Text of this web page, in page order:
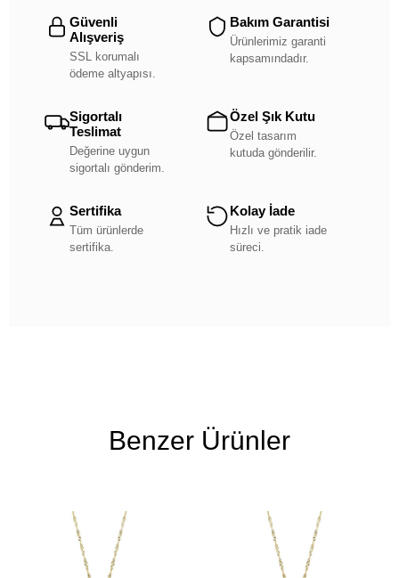
Güvenli
Alışveriş
SSL korumalı
ödeme altyapısı.
Bakım Garantisi
Ürünlerimiz garanti
kapsamındadır.
Sigortalı
Teslimat
Değerine uygun
sigortalı gönderim.
Özel Şık Kutu
Özel tasarım
kutuda gönderilir.
Sertifika
Tüm ürünlerde
sertifika.
Kolay İade
Hızlı ve pratik iade
süreci.
Benzer Ürünler